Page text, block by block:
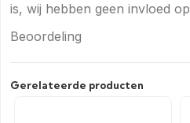
is, wij hebben geen invloed
Beoordeling
Gerelateerde producten